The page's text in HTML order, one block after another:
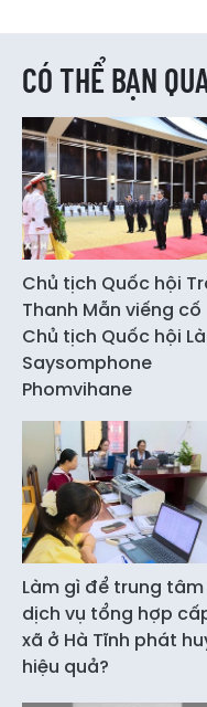
CÓ THỂ BẠN
Chủ tịch Quốc hội
Thanh Mẫn viếng cố
Chủ tịch Quốc hội
Saysomphone
Phomvihane
Làm gì để trung tâm
dịch vụ tổng hợp
xã ở Hà Tĩnh phát
hiệu quả?